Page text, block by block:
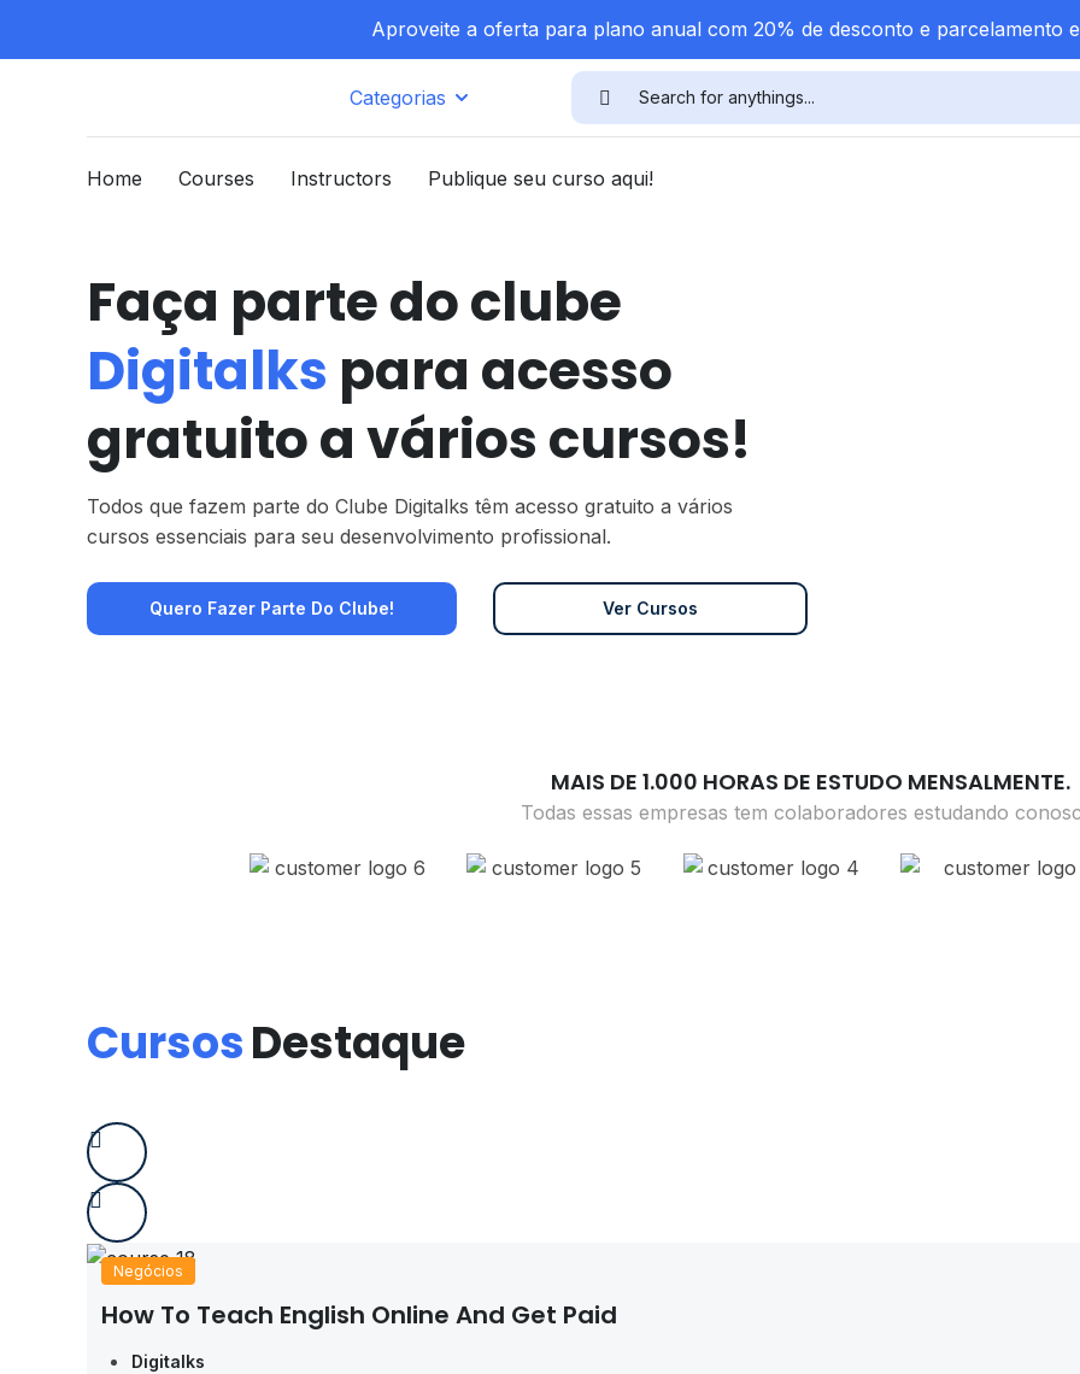
Aproveite a oferta para plano anual com 20% de desconto e parcelamento
Categorias
Home Courses Instructors Publique seu curso aqui!
Faça parte do clube
Digitalks para acesso
gratuito a vários cursos!
Todos que fazem parte do Clube Digitalks têm acesso gratuito a vários
cursos essenciais para seu desenvolvimento profissional.
Quero Fazer Parte Do Clube! Ver Cursos
MAIS DE 1.000 HORAS DE ESTUDO MENSALMENTE.
Todas essas empresas tem colaboradores estudando
Destaque
Cursos
Negócios
How To Teach English Online And Get Paid
Digitalks